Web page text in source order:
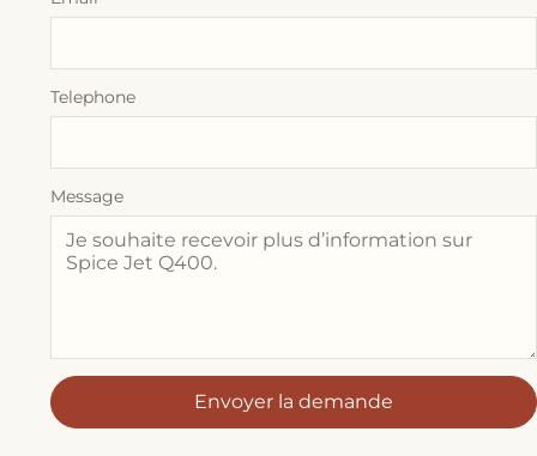
Telephone
Message
Envoyer la demande